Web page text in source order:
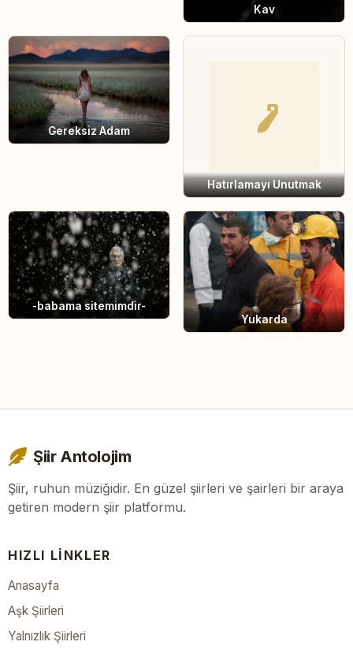
Kav
Gereksiz Adam
Hatırlamayı Unutmak
-babama sitemimdir-
Yukarda
Şiir Antolojim
Şiir, ruhun müziğidir. En güzel şiirleri ve şairleri bir araya
getiren modern şiir platformu.
HIZLI LINKLER
Anasayfa
Aşk Şiirleri
Yalnızlık Şiirleri